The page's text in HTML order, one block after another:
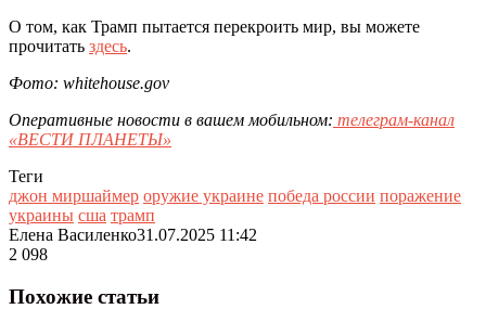
О том, как Трамп пытается перекроить мир, вы можете
прочитать здесь.
Фото: whitehouse.gov
Оперативные новости в вашем мобильном: телеграм-канал
«ВЕСТИ ПЛАНЕТЫ»
Теги
джон миршаймер оружие украине победа россии поражение
украины сша трамп
Елена Василенко31.07.2025 11:42
2 098
Похожие статьи